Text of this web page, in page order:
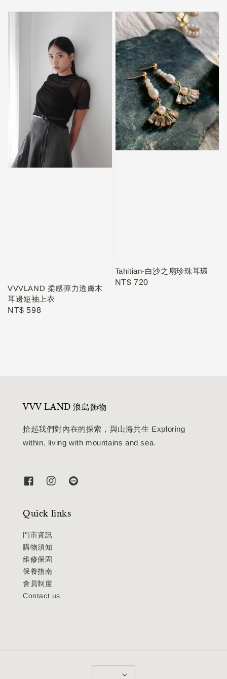
VVVLAND 柔感彈力透膚木
耳邊短袖上衣
Regular
NT$ 598
Tahitian-白沙之扇珍珠耳環
Regular
NT$ 720
VVV LAND 浪島飾物
拾起我們對內在的探索，與山海共生 Exploring
within, living with mountains and sea.
Quick links
門市資訊
購物須知
維修保固
保養指南
會員制度
Contact us